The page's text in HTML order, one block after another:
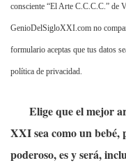
consciente “El Arte C.C.C.C.” de
GenioDelSigloXXI.com no
formulario aceptas que tus datos
política de privacidad.
Elige que el mejor
XXI sea como un bebé,
poderoso, es y será,